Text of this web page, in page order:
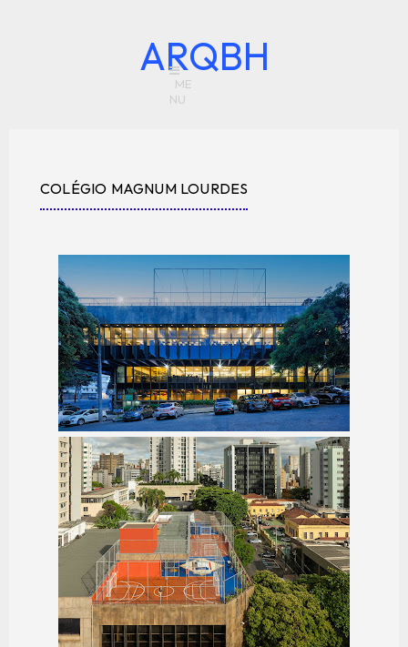
ARQBH
COLÉGIO MAGNUM LOURDES